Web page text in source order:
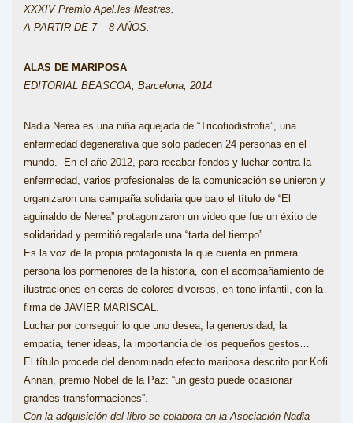
XXXIV Premio Apel.les Mestres.
A PARTIR DE 7 – 8 AÑOS.
ALAS DE MARIPOSA
EDITORIAL BEASCOA, Barcelona, 2014
Nadia Nerea es una niña aquejada de “Tricotiodistrofia”, una
enfermedad degenerativa que solo padecen 24 personas en el
mundo. En el año 2012, para recabar fondos y luchar contra la
enfermedad, varios profesionales de la comunicación se unieron y
organizaron una campaña solidaria que bajo el título de “El
aguinaldo de Nerea” protagonizaron un video que fue un éxito de
solidaridad y permitió regalarle una “tarta del tiempo”.
Es la voz de la propia protagonista la que cuenta en primera
persona los pormenores de la historia, con el acompañamiento de
ilustraciones en ceras de colores diversos, en tono infantil, con la
firma de JAVIER MARISCAL.
Luchar por conseguir lo que uno desea, la generosidad, la
empatía, tener ideas, la importancia de los pequeños gestos…
El título procede del denominado efecto mariposa descrito por Kofi
Annan, premio Nobel de la Paz: “un gesto puede ocasionar
grandes transformaciones”.
Con la adquisición del libro se colabora en la Asociación Nadia